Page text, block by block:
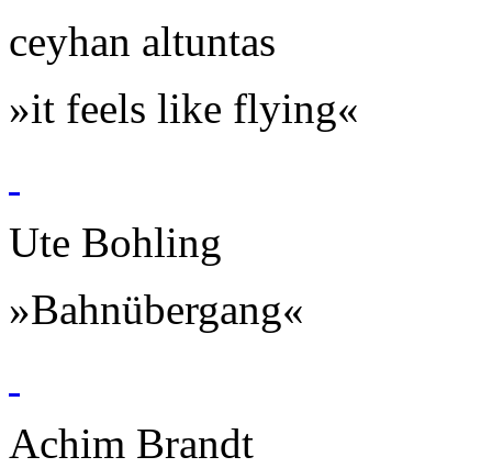
ceyhan altuntas
»it feels like flying«
Ute Bohling
»Bahnübergang«
Achim Brandt